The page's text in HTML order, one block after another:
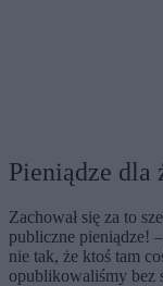
Pieniądze dla
Zachował się za to
publiczne pieniądze!
nie tak, że ktoś tam
opublikowaliśmy bez